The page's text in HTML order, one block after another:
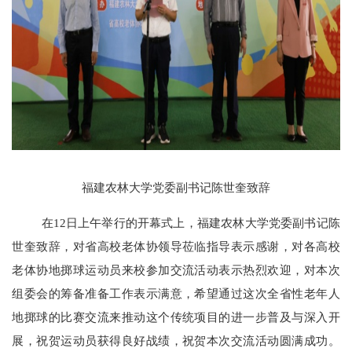
福建农林大学党委副书记陈世奎致辞
在12日上午举行的开幕式上，福建农林大学党委副书记陈
世奎致辞，对省高校老体协领导莅临指导表示感谢，对各高校
老体协地掷球运动员来校参加交流活动表示热烈欢迎，对本次
组委会的筹备准备工作表示满意，希望通过这次全省性老年人
地掷球的比赛交流来推动这个传统项目的进一步普及与深入开
展，祝贺运动员获得良好战绩，祝贺本次交流活动圆满成功。